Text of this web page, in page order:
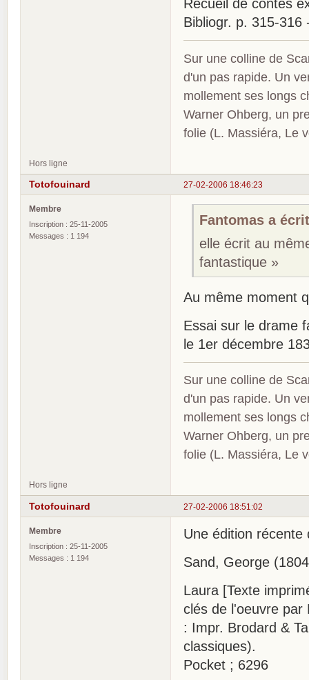
Recueil de contes
Bibliogr. p. 315-
Sur une colline de
d'un pas rapide. Un
mollement ses longs
Warner Ohberg, un
folie (L. Massiéra, Le
Hors ligne
27-02-2006 18:46:23
Totofouinard
Membre
Inscription : 25-11-2005
Messages : 1 194
Fantomas a
elle écrit au
fantastique »
Au même moment
Essai sur le drame
le 1er décembre
Sur une colline de
d'un pas rapide. Un
mollement ses longs
Warner Ohberg, un
folie (L. Massiéra, Le
Hors ligne
27-02-2006 18:51:02
Totofouinard
Membre
Inscription : 25-11-2005
Messages : 1 194
Une édition récente
Sand, George
Laura [Texte
clés de l'oeuvre par
: Impr. Brodard &
classiques).
Pocket ; 6296